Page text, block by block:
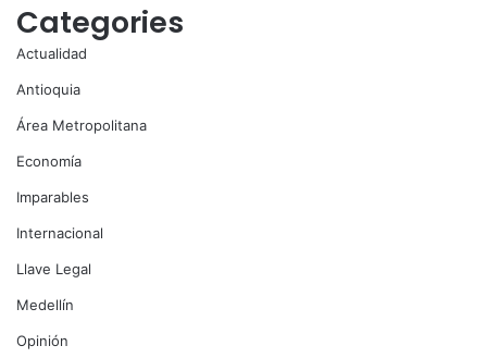
Categories
Actualidad
Antioquia
Área Metropolitana
Economía
Imparables
Internacional
Llave Legal
Medellín
Opinión